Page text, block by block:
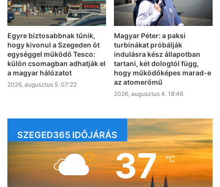
Egyre biztosabbnak tűnik,
hogy kivonul a Szegeden öt
egységgel működő Tesco:
külön csomagban adhatják el
a magyar hálózatot
2026, augusztus 5. 07:22
Magyar Péter: a paksi
turbinákat próbálják
indulásra kész állapotban
tartani, két dologtól függ,
hogy működőképes marad-e
az atomerőmű
2026, augusztus 4. 18:46
SZEGED365 IDŐJÁRÁS
37℃